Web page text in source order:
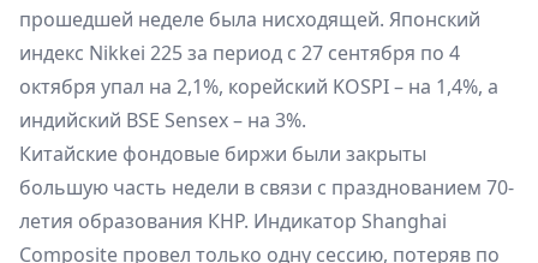
прошедшей неделе была нисходящей. Японский
индекс Nikkei 225 за период с 27 сентября по 4
октября упал на 2,1%, корейский KOSPI – на 1,4%, а
индийский BSE Sensex – на 3%.
Китайские фондовые биржи были закрыты
большую часть недели в связи с празднованием 70-
летия образования КНР. Индикатор Shanghai
Composite провел только одну сессию, потеряв по